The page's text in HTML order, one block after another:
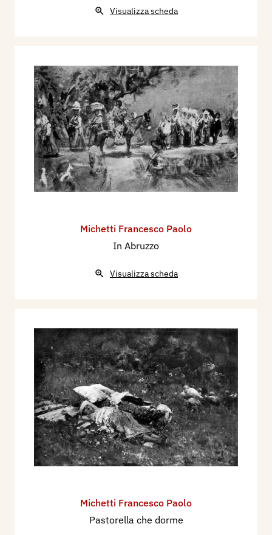
Visualizza scheda
Michetti Francesco Paolo
In Abruzzo
Visualizza scheda
Michetti Francesco Paolo
Pastorella che dorme